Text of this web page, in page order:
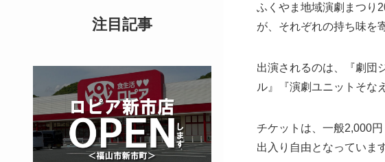
ふくやま地域演劇まつり
が、それぞれの持ち味を
出演されるのは、『劇団
ル』『演劇ユニットそな
チケットは、 一般2,000
出入り自由となっていま
注目記事